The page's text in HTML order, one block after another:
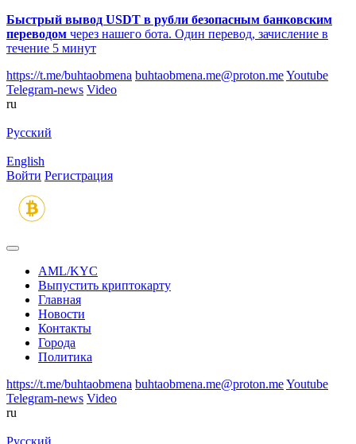
Быстрый вывод USDT в рубли безопасным банковским
переводом через нашего бота. Один перевод, зачисление в
течение 5 минут
https://t.me/buhtaobmena buhtaobmena.me@proton.meYoutube
Telegram-news Video
ru
Русский
English
Войти Регистрация
AML/KYC
Выпустить криптокарту
Главная
Новости
Контакты
Города
Политика
https://t.me/buhtaobmena buhtaobmena.me@proton.meYoutube
Telegram-news Video
ru
Русский